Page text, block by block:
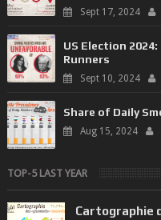
Sept 17, 2024
US Election
Runners
Sept 10, 2024
Share of Daily
Aug 15, 2024
TOP-5 LAST YEAR
Cartographie